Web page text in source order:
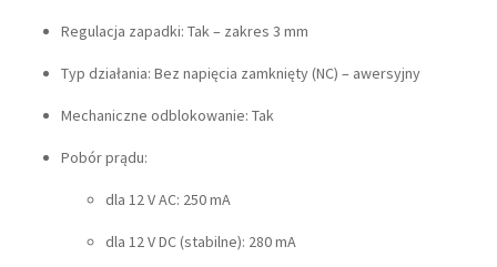
Regulacja zapadki: Tak – zakres 3 mm
Typ działania: Bez napięcia zamknięty (NC) – awersyjny
Mechaniczne odblokowanie: Tak
Pobór prądu:
dla 12 V AC: 250 mA
dla 12 V DC (stabilne): 280 mA